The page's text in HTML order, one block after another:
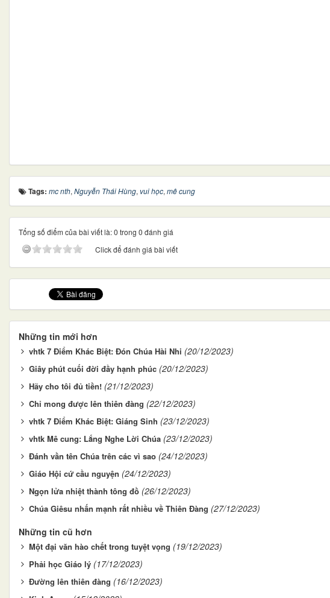
Tags: mc nth, Nguyễn Thái Hùng, vui học, mê cung
Tổng số điểm của bài viết là: 0 trong 0 đánh giá
Click để đánh giá bài viết
Những tin mới hơn
vhtk 7 Điểm Khác Biệt: Đón Chúa Hài Nhi (20/12/2023)
Giây phút cuối đời đầy hạnh phúc (20/12/2023)
Hãy cho tôi đủ tiền! (21/12/2023)
Chỉ mong được lên thiên đàng (22/12/2023)
vhtk 7 Điểm Khác Biệt: Giáng Sinh (23/12/2023)
vhtk Mê cung: Lắng Nghe Lời Chúa (23/12/2023)
Đánh vần tên Chúa trên các vì sao (24/12/2023)
Giáo Hội cứ cầu nguyện (24/12/2023)
Ngọn lửa nhiệt thành tông đồ (26/12/2023)
Chúa Giêsu nhấn mạnh rất nhiều về Thiên Đàng (27/12/2023)
Những tin cũ hơn
Một đại văn hào chết trong tuyệt vọng (19/12/2023)
Phải học Giáo lý (17/12/2023)
Đường lên thiên đàng (16/12/2023)